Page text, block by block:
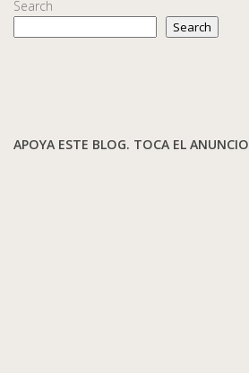
Search
Search
APOYA ESTE BLOG. TOCA EL ANUNCIO